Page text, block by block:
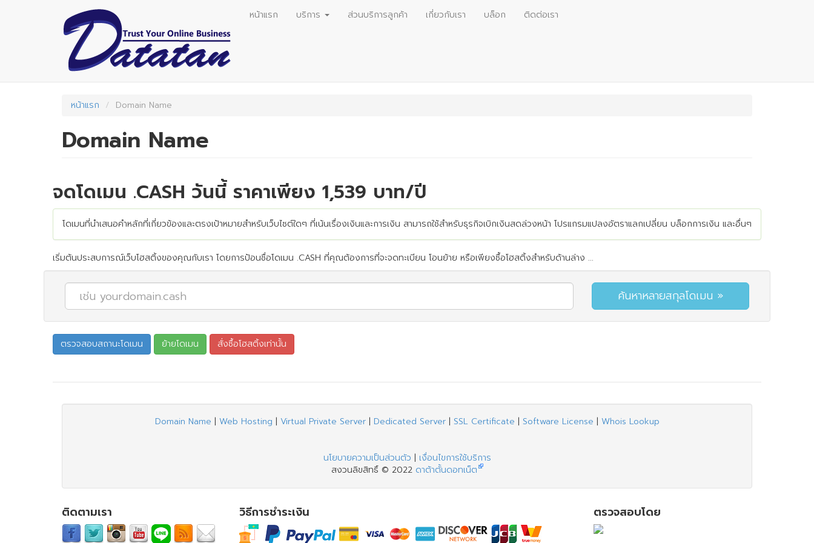
หน้าแรก บริการ ส่วนบริการลูกค้า เกี่ยวกับเรา บล็อก ติดต่อเรา
หน้าแรก Domain Name
Domain Name
จดโดเมน .CASH วันนี้ ราคาเพียง 1,539 บาท/ปี
โดเมนที่นำเสนอคำหลักที่เกี่ยวข้องและตรงเป้าหมายสำหรับเว็บไซต์ใดๆ ที่เน้นเรื่องเงินและการเงิน สามารถใช้สำหรับธุรกิจเบิกเงินสดล่วงหน้า โปรแกรมแปลงอัตราแลกเปลี่ยน บล็อกการเงิน และอื่นๆ
เริ่มต้นประสบการณ์เว็บโฮสติ้งของคุณกับเรา โดยการป้อนชื่อโดเมน .CASH ที่คุณต้องการที่จะจดทะเบียน โอนย้าย หรือเพียงซื้อโฮสติ้งสำหรับด้านล่าง ...
Domain Name | Web Hosting | Virtual Private Server| Dedicated Server| SSL Certificate | Software License | Whois Lookup
นโยบายความเป็นส่วนตัว | เงื่อนไขการใช้บริการ
สงวนลิขสิทธิ์ © 2022 ดาต้าตั้นดอทเน็ต
ติดตามเรา วิธีการชำระเงิน ตรวจสอบโดย